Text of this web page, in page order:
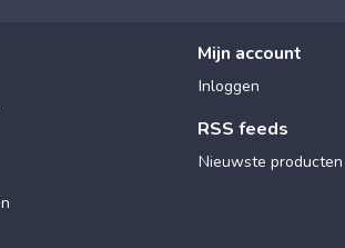
Mijn account
Inloggen
RSS feeds
Nieuwste producten